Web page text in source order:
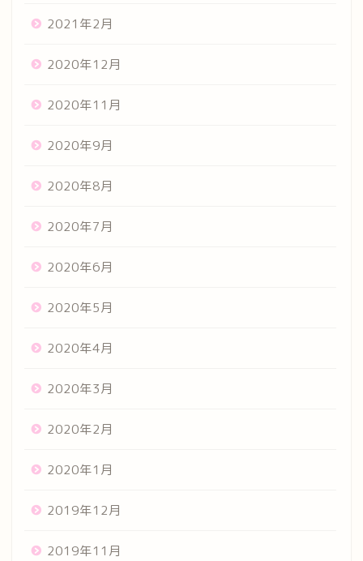
2021年2月
2020年12月
2020年11月
2020年9月
2020年8月
2020年7月
2020年6月
2020年5月
2020年4月
2020年3月
2020年2月
2020年1月
2019年12月
2019年11月